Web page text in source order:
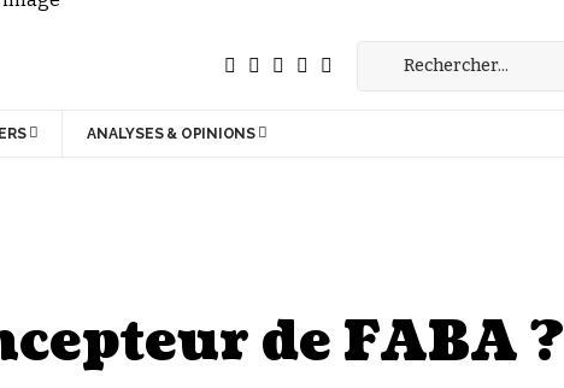
ANALYSES & OPINIONS
de FABA ?